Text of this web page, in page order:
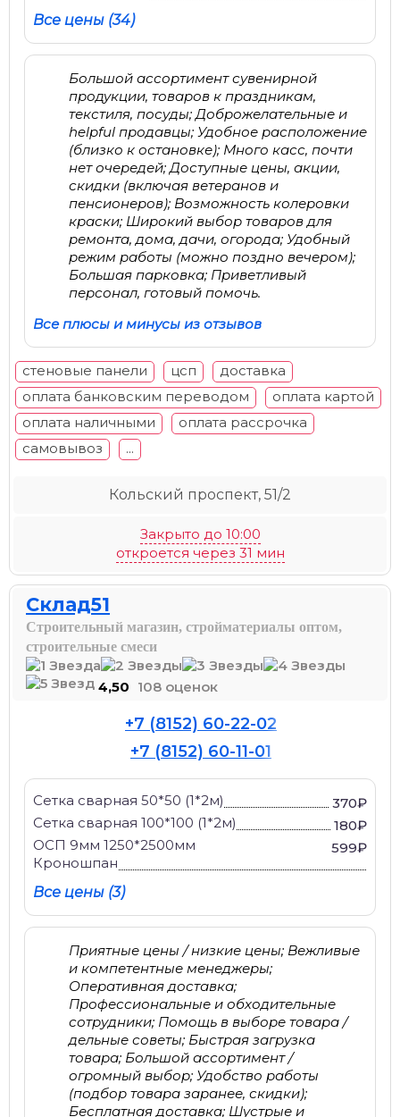
Все цены (34)
Большой ассортимент сувенирной
продукции, товаров к праздникам,
текстиля, посуды; Доброжелательные и
helpful продавцы; Удобное расположение
(близко к остановке); Много касс, почти
нет очередей; Доступные цены, акции,
скидки (включая ветеранов и
пенсионеров); Возможность колеровки
краски; Широкий выбор товаров для
ремонта, дома, дачи, огорода; Удобный
режим работы (можно поздно вечером);
Большая парковка; Приветливый
персонал, готовый помочь.
Все плюсы и минусы из отзывов
стеновые панели цсп
доставка
оплата банковским переводом
оплата картой
оплата наличными
оплата рассрочка
самовывоз
...
Кольский проспект, 51/2
Закрыто до 10:00
откроется через 31 мин
Склад51
Строительный магазин, стройматериалы оптом,
строительные смеси
4,50 108 оценок
+7 (8152) 60-22-02
+7 (8152) 60-11-01
Сетка сварная 50*50 (1*2м)
370₽
Сетка сварная 100*100 (1*2м)
180₽
ОСП 9мм 1250*2500мм
Кроношпан
599₽
Все цены (3)
Приятные цены / низкие цены; Вежливые
и компетентные менеджеры;
Оперативная доставка;
Профессиональные и обходительные
сотрудники; Помощь в выборе товара /
дельные советы; Быстрая загрузка
товара; Большой ассортимент /
огромный выбор; Удобство работы
(подбор товара заранее, скидки);
Бесплатная доставка; Шустрые и